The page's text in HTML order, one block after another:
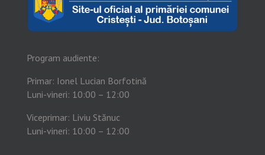
Program audiente:
Primar: Ionel Lucian Borfotină
Luni-vineri: 10:00 – 12:00
Viceprimar: Liviu Stănuc
Luni-vineri: 10:00 – 12:00